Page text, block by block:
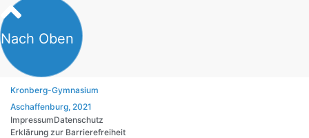
Nach Oben
Kronberg-Gymnasium
Aschaffenburg, 2021
ImpressumDatenschutz
Erklärung zur Barrierefreiheit